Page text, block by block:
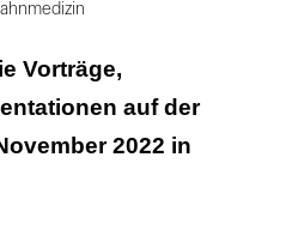
Vorträge,
auf der
2022 in